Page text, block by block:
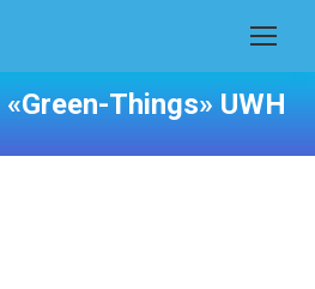
Things» UWH